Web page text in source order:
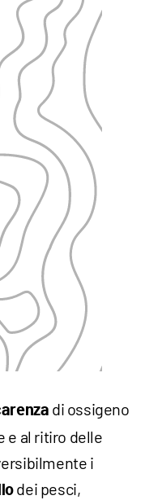
di ossigeno
e al ritiro delle
i
dei pesci,